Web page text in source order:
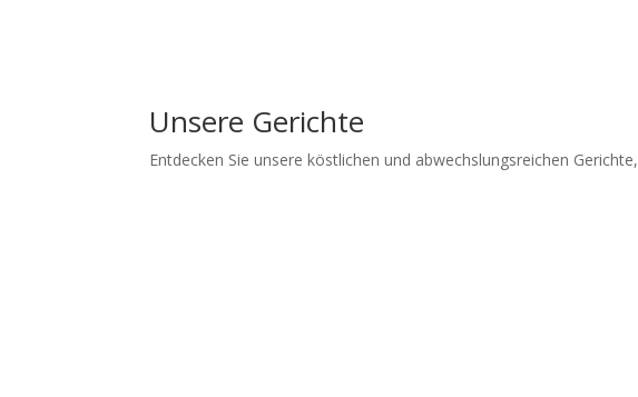
Unsere Gerichte
Entdecken Sie unsere köstlichen und abwechslungsreichen